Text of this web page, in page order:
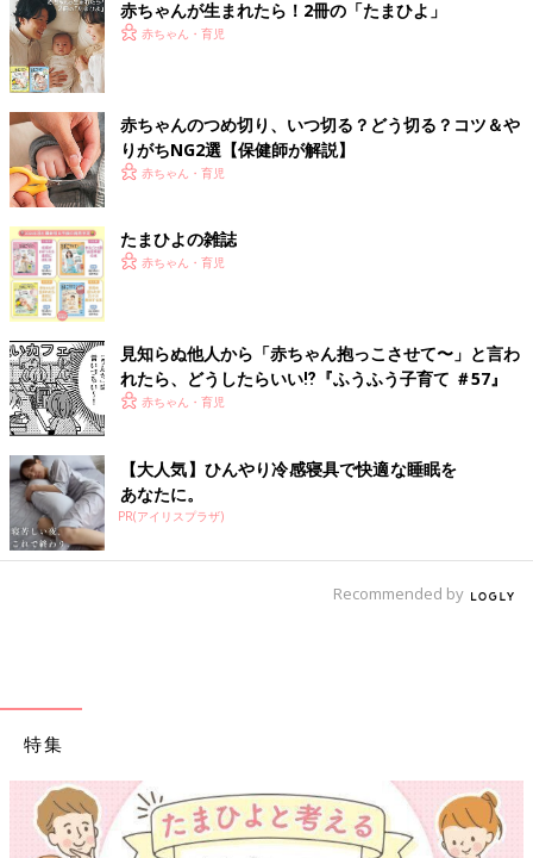
赤ちゃんが生まれたら！2冊の「たまひよ」
赤ちゃん・育児
赤ちゃんのつめ切り、いつ切る？どう切る？コツ＆や
りがちNG2選【保健師が解説】
赤ちゃん・育児
たまひよの雑誌
赤ちゃん・育児
見知らぬ他人から「赤ちゃん抱っこさせて〜」と言わ
れたら、どうしたらいい⁉︎『ふうふう子育て ＃57』
赤ちゃん・育児
【大人気】ひんやり冷感寝具で快適な睡眠を
あなたに。
PR(アイリスプラザ)
Recommended by
特集